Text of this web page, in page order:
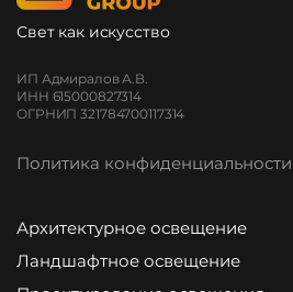
Свет как искусство
ИП Адмиралов А.В.
ИНН 615000827314
ОГРНИП 321784700117314
Политика конфиденциальности
Архитектурное освещение
Ландшафтное освещение